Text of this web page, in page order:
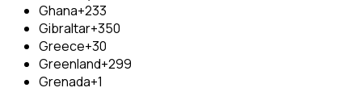
Ghana+233
Gibraltar+350
Greece+30
Greenland+299
Grenada+1